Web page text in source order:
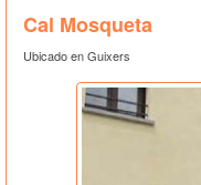
Cal Mosqueta
Ubicado en Guixers